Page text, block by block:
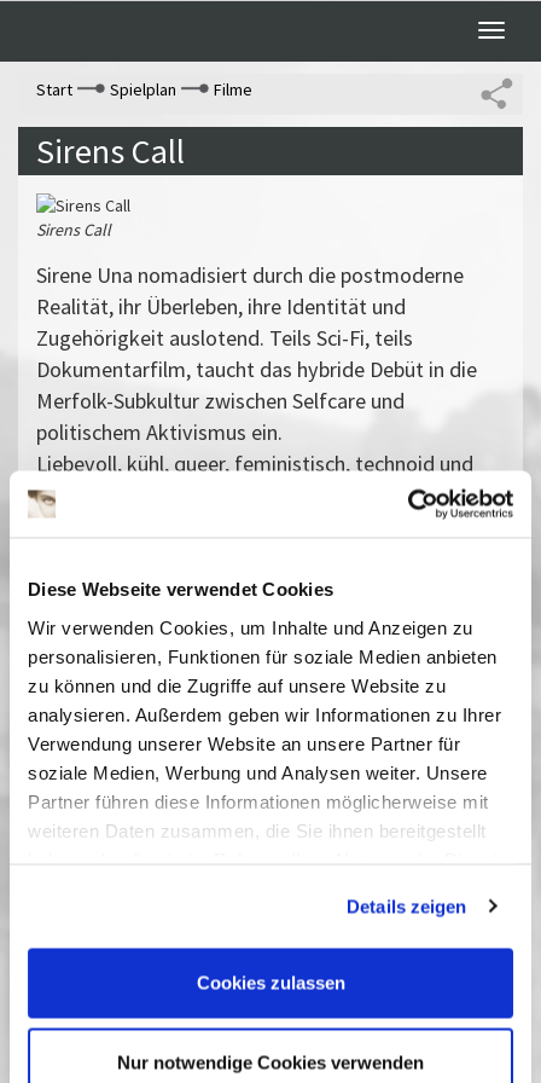
Diese Webseite verwendet Cookies
Wir verwenden Cookies, um Inhalte und Anzeigen zu
personalisieren, Funktionen für soziale Medien anbieten
zu können und die Zugriffe auf unsere Website zu
analysieren. Außerdem geben wir Informationen zu Ihrer
Verwendung unserer Website an unsere Partner für
soziale Medien, Werbung und Analysen weiter. Unsere
Partner führen diese Informationen möglicherweise mit
weiteren Daten zusammen, die Sie ihnen bereitgestellt
Cookies, wenn Sie unsere Webseite weiterhin nutzen.
Details zeigen
Cookies zulassen
Nur notwendige Cookies verwenden
Toggle
Start
Spielplan Filme
Sirens Call
Sirens Call
Sirene Una nomadisiert durch die postmoderne
Realität, ihr Überleben, ihre Identität und
Zugehörigkeit auslotend. Teils Sci-Fi, teils
Dokumentarfilm, taucht das hybride Debüt in die
Merfolk-Subkultur zwischen Selfcare und
politischem Aktivismus ein.
Liebevoll, kühl, queer, feministisch, technoid und
sinnlich zeigt
Menschen, die ein Leben
abseits einer normierten Gegenwart gewählt haben.
Daseinsformen.
Sprache: Englisch; keine Untertitel
Vergangene Vorstellungen
05 März 2025| 20:15
Berlinale Spotlight - Neue
Perspektiven im deutschen Kino
die mittlerweile über verschiedene Sektionen verteilten
zu sehen sein. Zu den Vorführungen sind
Gesprächspartner*innen aus den Filmteams eingeladen. Die
sehen und damit auch für internationale Gäste zugänglich sein.